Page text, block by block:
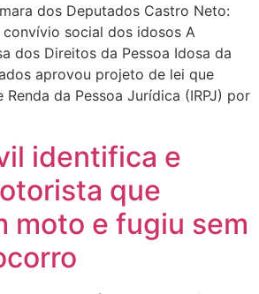
dos Deputados Castro Neto:
social dos idosos A
dos Direitos da Pessoa Idosa da
aprovou projeto de lei que
da Pessoa Jurídica (IRPJ) por
identifica e
que
moto e fugiu sem